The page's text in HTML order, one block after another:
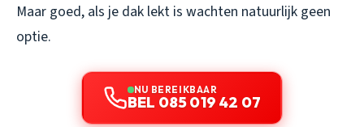
Maar goed, als je dak lekt is wachten natuurlijk geen
optie.
NU BEREIKBAAR
BEL 085 019 42 07